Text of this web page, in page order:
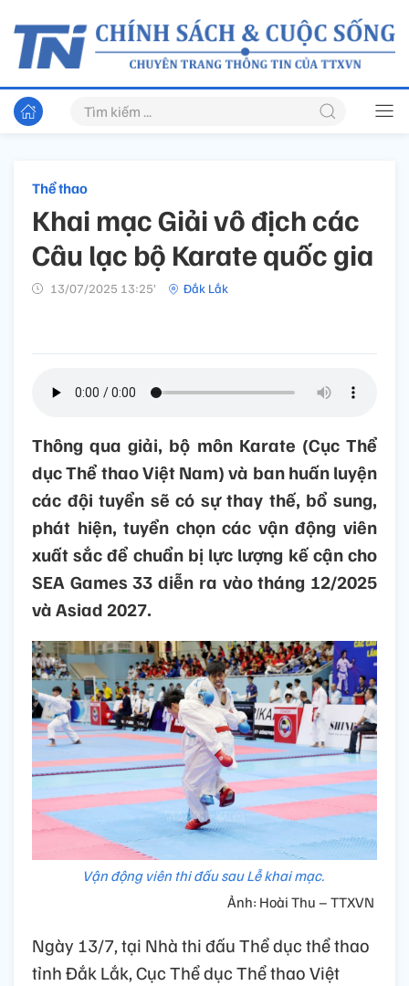
Thể thao
Khai mạc Giải vô địch các
Câu lạc bộ Karate quốc gia
13/07/2025 13:25’ Đắk Lắk
Thông qua giải, bộ môn Karate (Cục Thể
dục Thể thao Việt Nam) và ban huấn luyện
các đội tuyển sẽ có sự thay thế, bổ sung,
phát hiện, tuyển chọn các vận động viên
xuất sắc để chuẩn bị lực lượng kế cận cho
SEA Games 33 diễn ra vào tháng 12/2025
và Asiad 2027.
Vận động viên thi đấu sau Lễ khai mạc.
Ảnh: Hoài Thu – TTXVN
Ngày 13/7, tại Nhà thi đấu Thể dục thể thao
tỉnh Đắk Lắk, Cục Thể dục Thể thao Việt